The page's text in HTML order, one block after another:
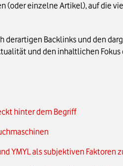
(oder einzelne Artikel), auf die
derartigen Backlinks und den
und den inhaltlichen
hinter dem Begriff
YMYL als subjektiven Faktoren